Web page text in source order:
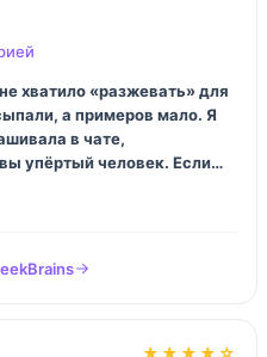
хватило «разжевать» для
а примеров мало. Я
в чате,
упёртый человек. Если
— может быть будет